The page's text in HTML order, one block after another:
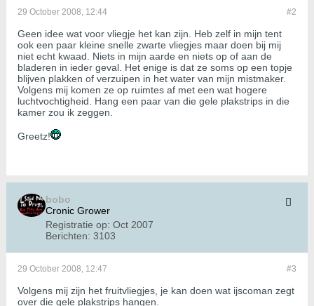
#2
29 October 2008, 12:44
Geen idee wat voor vliegje het kan zijn. Heb zelf in mijn tent
ook een paar kleine snelle zwarte vliegjes maar doen bij mij
niet echt kwaad. Niets in mijn aarde en niets op of aan de
bladeren in ieder geval. Het enige is dat ze soms op een topje
blijven plakken of verzuipen in het water van mijn mistmaker.
Volgens mij komen ze op ruimtes af met een wat hogere
luchtvochtigheid. Hang een paar van die gele plakstrips in die
kamer zou ik zeggen.
Greetz!
bobo
Cronic Grower
Registratie op: Oct 2007
Berichten: 3103
#3
29 October 2008, 12:47
Volgens mij zijn het fruitvliegjes, je kan doen wat ijscoman zegt
over die gele plakstrips hangen.